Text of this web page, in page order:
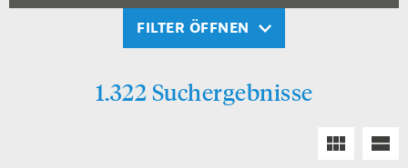
FILTER ÖFFNEN
1.322 Suchergebnisse